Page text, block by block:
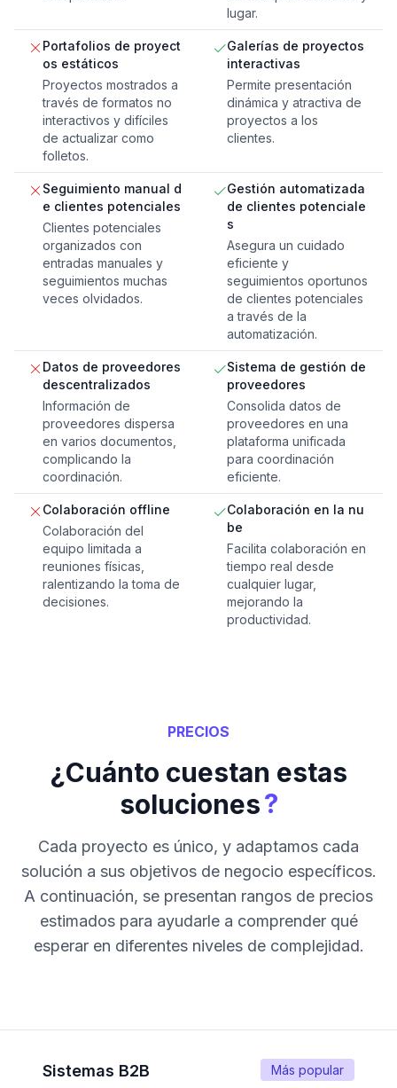
lugar.
Portafolios de proyect
os estáticos
Proyectos mostrados a
través de formatos no
interactivos y difíciles
de actualizar como
folletos.
Galerías de proyectos
interactivas
Permite presentación
dinámica y atractiva de
proyectos a los
clientes.
Seguimiento manual d
e clientes potenciales
Clientes potenciales
organizados con
entradas manuales y
seguimientos muchas
veces olvidados.
Gestión automatizada
de clientes potenciale
s
Asegura un cuidado
eficiente y
seguimientos oportunos
de clientes potenciales
a través de la
automatización.
Datos de proveedores
descentralizados
Información de
proveedores dispersa
en varios documentos,
complicando la
coordinación.
Sistema de gestión de
proveedores
Consolida datos de
proveedores en una
plataforma unificada
para coordinación
eficiente.
Colaboración offline
Colaboración del
equipo limitada a
reuniones físicas,
ralentizando la toma de
decisiones.
Colaboración en la nu
be
Facilita colaboración en
tiempo real desde
cualquier lugar,
mejorando la
productividad.
PRECIOS
¿Cuánto cuestan estas
soluciones?
Cada proyecto es único, y adaptamos cada
solución a sus objetivos de negocio específicos.
A continuación, se presentan rangos de precios
estimados para ayudarle a comprender qué
esperar en diferentes niveles de complejidad.
Más popular
Sistemas B2B